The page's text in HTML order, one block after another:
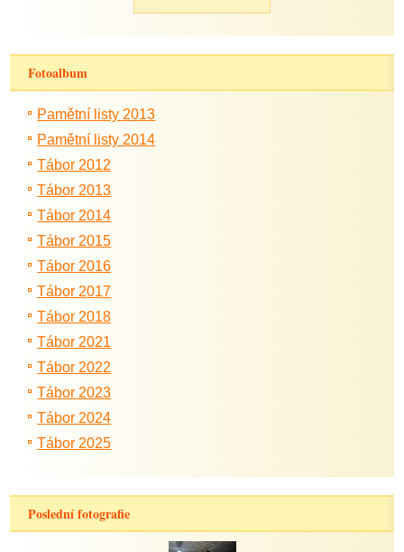
Fotoalbum
Pamětní listy 2013
Pamětní listy 2014
Tábor 2012
Tábor 2013
Tábor 2014
Tábor 2015
Tábor 2016
Tábor 2017
Tábor 2018
Tábor 2021
Tábor 2022
Tábor 2023
Tábor 2024
Tábor 2025
Poslední fotografie